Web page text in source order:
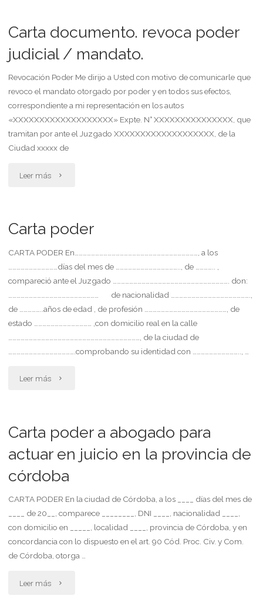
de
y/o
administración"
Carta documento. revoca poder
judicial / mandato.
Revocación Poder Me dirijo a Usted con motivo de comunicarle que
revoco el mandato otorgado por poder y en todos sus efectos,
correspondiente a mi representación en los autos
«XXXXXXXXXXXXXXXXXXX» Expte. N° XXXXXXXXXXXXXXX, que
tramitan por ante el Juzgado XXXXXXXXXXXXXXXXXXX, de la
Ciudad xxxxx de
Leer más "Carta
judicial
mandato."
Carta poder
CARTA PODER En………………………………………………………………………………, a los
………………………………días del mes de ……………………………………….., de ………….. ,
compareció ante el Juzgado …………………………………………………………………………. don:
………………………………………………………… de nacionalidad ………………………………………………….,
de ……………..años de edad , de profesión ……………………………………………………, de
estado …………………………………… ,con domicilio real en la calle
……………………………………………………………………………………, de la ciudad de
………………………………………….comprobando su identidad con …………………………….., …
Leer más "Carta
Carta poder a abogado para
actuar en juicio en la provincia de
córdoba
CARTA PODER En la ciudad de Córdoba, a los ____ días del mes de
____ de 20__, comparece ________, DNI ____, nacionalidad ____,
con domicilio en _____, localidad ____, provincia de Córdoba, y en
concordancia con lo dispuesto en el art. 90 Cód. Proc. Civ. y Com.
de Córdoba, otorga …
Leer más "Carta